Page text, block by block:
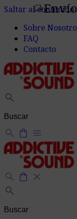
Saltar al contenido
delivery_truck_speed
Sobre
FAQ
Contacto
search
search shopping_bag menu
search shopping_bag close
search